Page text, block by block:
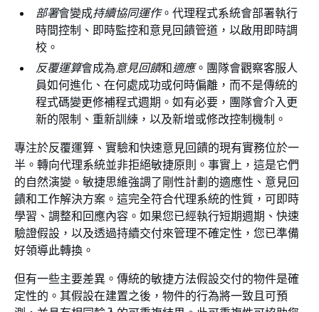
部署會變成持續協同運作。代理程式系統會部署執行
時間控制、即時監控和意見回饋管道，以啟用即時調
校。
反覆運算會成為意見回饋和適應。團隊會觀察客服人
員如何進化、在何處成功或何時偏離，而不是傳統的
程式碼變更修補程式週期。如有必要，團隊會介入更
新的限制、重新訓練，以及新增或修改控制機制。
專注於反覆運算、實驗和快速意見回饋的現有實務位於一
半。轉向代理系統並非拒絕敏捷原則。事實上，這是它們
的自然演變。敏捷思維強調了剛性計劃的適應性、意見回
饋和工作解決方案。這完全符合代理系統的性質，可即時
學習、調整和回應內容。如果您已經執行短期週期、快速
驗證假設，以及透過持續交付來管理不確定性，您已準備
好領導此轉換。
但有一些主要差異。傳統的敏捷方法假設交付的物件是確
定性的。其假設在建置之後，物件的行為將一致且可預